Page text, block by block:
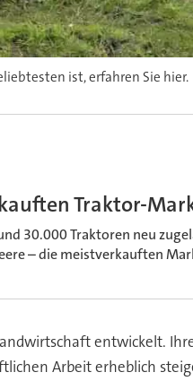
ist, erfahren Sie hier.
Traktor-
30.000 Traktoren neu
– die meistverkauften
entwickelt.
Arbeit erheblich